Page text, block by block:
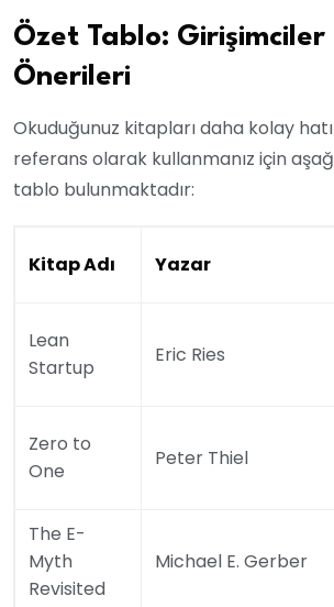
Özet Tablo:
Önerileri
Okuduğunuz kitapları daha kolay
referans olarak kullanmanız için
tablo bulunmaktadır:
Kitap Adı Yazar
Lean
Startup
Eric Ries
Zero to
One
Peter Thiel
The E-
Myth
Revisited
Michael E. Gerber